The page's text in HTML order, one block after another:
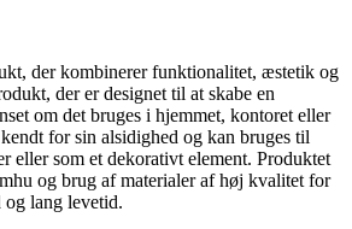
der kombinerer funktionalitet, æstetik og
der er designet til at skabe en
om det bruges i hjemmet, kontoret eller
for sin alsidighed og kan bruges til
eller som et dekorativt element. Produktet
og brug af materialer af høj kvalitet for
og lang levetid.